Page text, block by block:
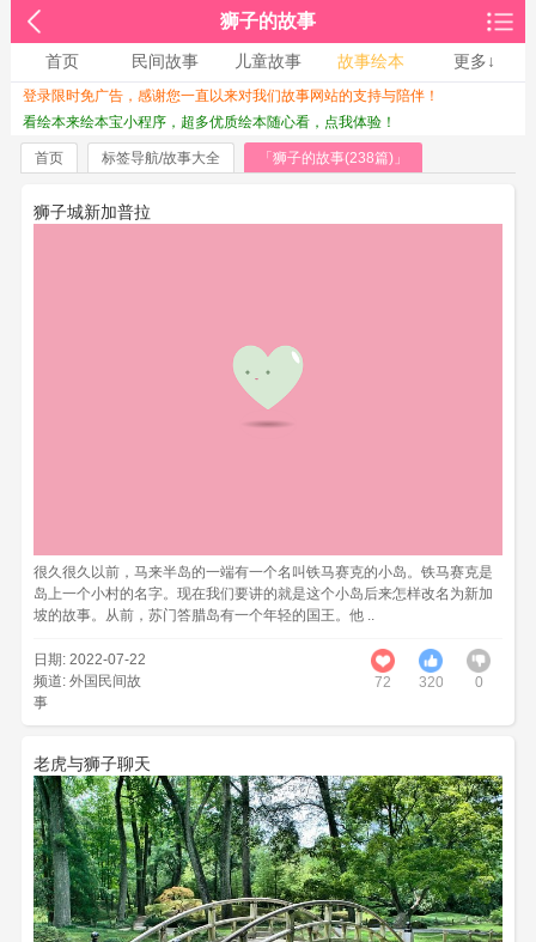
狮子的故事
首页 民间故事 儿童故事 故事绘本
更多↓
收起↑
登录限时免广告，感谢您一直以来对我们故事网站的支持与陪伴！
看绘本来绘本宝小程序，超多优质绘本随心看，点我体验！
首页 标签导航/故事大全 「狮子的故事(238篇)」
狮子城新加普拉
很久很久以前，马来半岛的一端有一个名叫铁马赛克的小岛。铁马赛克是
岛上一个小村的名字。现在我们要讲的就是这个小岛后来怎样改名为新加
坡的故事。从前，苏门答腊岛有一个年轻的国王。他 ..
日期: 2022-07-22
频道: 外国民间故
事
72 320 0
老虎与狮子聊天